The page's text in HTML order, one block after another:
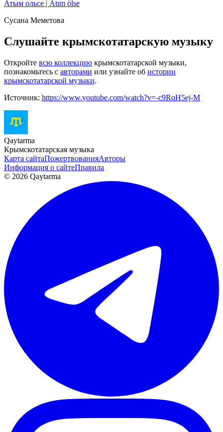
Атым ольсе | Atım ölse
Сусана Меметова
Слушайте крымскотатарскую музыку
Откройте всю коллекцию крымскотатарской музыки,
познакомьтесь с авторами или узнайте об истории
крымскотатарской музыки.
Источник: https://www.youtube.com/watch?v=-c9RqH5ej-M
Qaytarma
Крымскотатарская музыка
Карта сайтаПожертвованияАвторы
Информация о сайтеПравила
© 2026 Qaytarma